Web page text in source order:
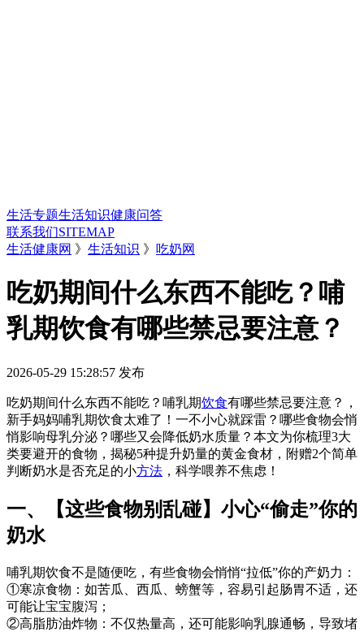
生活专题生活知识健康问答
联系我们SITEMAP
生活健康网 》 生活知识 》 吃奶网
吃奶期间什么东西不能吃？哺
乳期饮食有哪些禁忌要注意？
2026-05-29 15:28:57 发布
吃奶期间什么东西不能吃？哺乳期饮食有哪些禁忌要注意？，
新手妈妈哺乳期饮食太难了！一不小心就踩雷？哪些食物会悄
悄影响母乳分泌？哪些又会降低奶水质量？本文为你梳理3大
类要避开的食物，揭秘5种提升奶量的黄金食材，附赠2个简单
判断奶水是否充足的小方法 ，科学喂养不焦虑！
一、【这些食物别乱碰】小心“偷走”你的
奶水
哺乳期饮食不是随便吃，有些食物会悄悄“拉低”你的产奶力：
①寒凉食物：如苦瓜、西瓜、螃蟹等，容易引起肠胃不适，还
可能让宝宝腹泻；
②高脂肪油炸物：不仅热量高，还可能影响乳腺通畅，导致堵